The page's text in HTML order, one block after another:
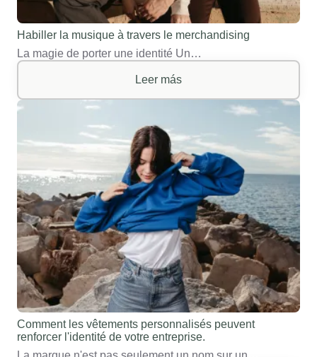
Habiller la musique à travers le merchandising
La magie de porter une identité Un…
Leer más
Comment les vêtements personnalisés peuvent
renforcer l'identité de votre entreprise.